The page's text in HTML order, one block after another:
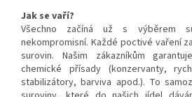
Jak se vaří?
Všechno začíná už s výběrem
nekompromisní. Každé poctivé vaření
surovin. Našim zákazníkům
chemické přísady (konzervanty,
stabilizátory, barviva apod.). To